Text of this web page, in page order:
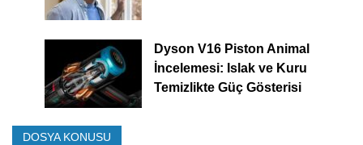
Dyson V16 Piston Animal
İncelemesi: Islak ve Kuru
Temizlikte Güç Gösterisi
DOSYA KONUSU